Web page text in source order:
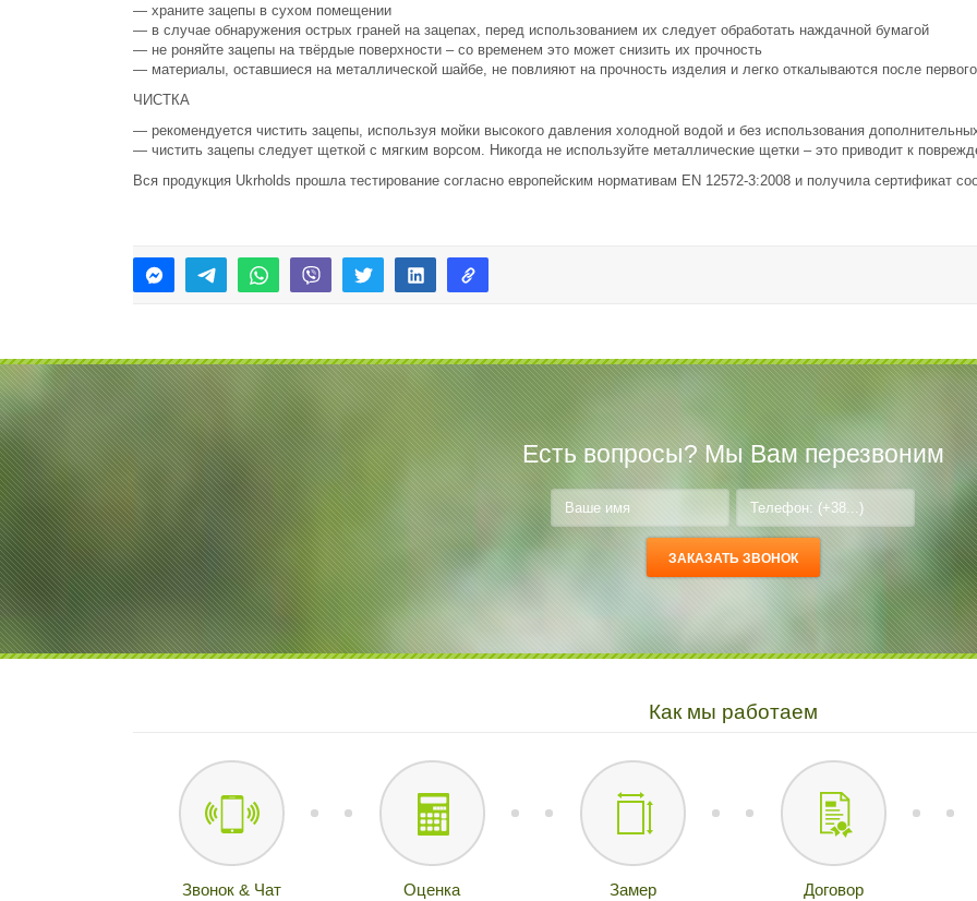
— храните зацепы в сухом помещении
— в случае обнаружения острых граней на зацепах, перед использованием их следует обработать наждачной бумагой
— не роняйте зацепы на твёрдые поверхности – со временем это может снизить их прочность
— материалы, оставшиеся на металлической шайбе, не повлияют на прочность изделия и легко откалываются после
ЧИСТКА
— рекомендуется чистить зацепы, используя мойки высокого давления холодной водой и без использования
— чистить зацепы следует щеткой с мягким ворсом. Никогда не используйте металлические щетки – это приводит к
Вся продукция Ukrholds прошла тестирование согласно европейским нормативам EN 12572-3:2008 и получила сертификат
Есть вопросы? Мы Вам перезвоним
Как мы работаем
Звонок & Чат Оценка Замер Договор